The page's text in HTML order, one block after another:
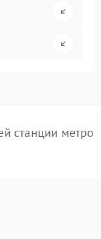
станции метро